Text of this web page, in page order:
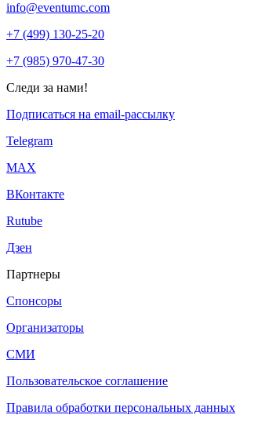
info@eventumc.com
+7 (499) 130-25-20
+7 (985) 970-47-30
Следи за нами!
Подписаться на email-рассылку
Telegram
МАХ
ВКонтакте
Rutube
Дзен
Партнеры
Спонсоры
Организаторы
СМИ
Пользовательское соглашение
Правила обработки персональных данных